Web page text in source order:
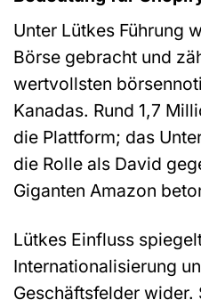
Unter Lütkes Führung
Börse gebracht und
wertvollsten
Kanadas. Rund 1,7
die Plattform; das
die Rolle als David
Giganten Amazon
Lütkes Einfluss
Internationalisierung
Geschäftsfelder wider.